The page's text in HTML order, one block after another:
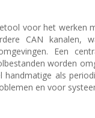
voor het werken
CAN kanalen,
Een
worden
als
en voor